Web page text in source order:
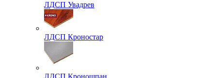
ЛДСП Увадрев
ЛДСП Кроностар
ЛДСП Кроношпан